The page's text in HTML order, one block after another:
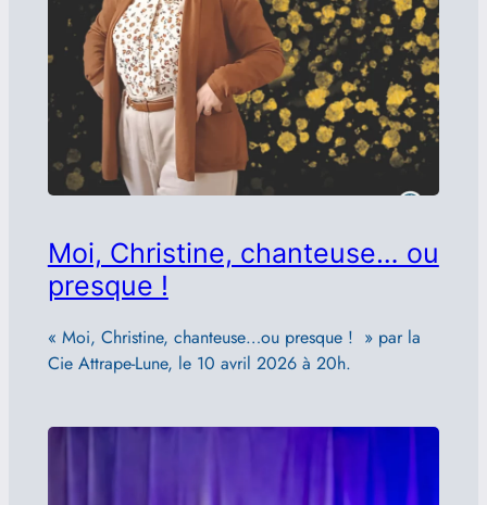
Moi, Christine, chanteuse… ou
presque !
« Moi, Christine, chanteuse…ou presque ! » par la
Cie Attrape-Lune, le 10 avril 2026 à 20h.